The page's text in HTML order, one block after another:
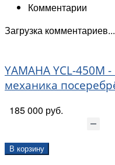
Комментарии
Загрузка комментариев...
YAMAHA YCL-450M
механика
185 000 руб.
В корзину